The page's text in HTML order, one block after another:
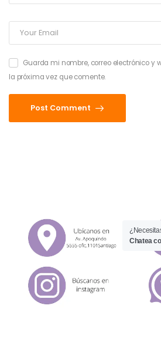
Guarda mi nombre, correo electrónico y
la próxima vez que comente.
Post Comment
Chatea